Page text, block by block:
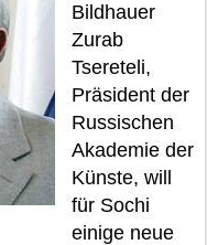
Bildhauer
Zurab
Tsereteli,
Präsident der
Russischen
Akademie der
Künste, will
für Sochi
einige neue